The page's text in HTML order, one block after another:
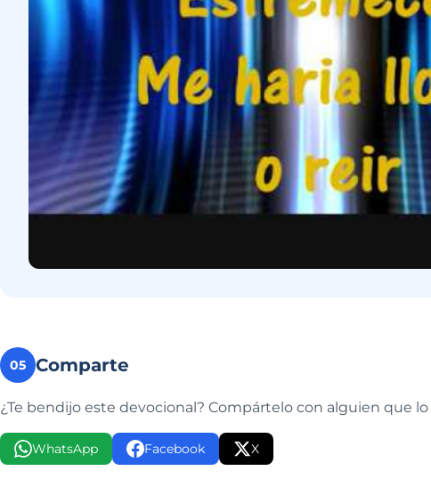
05 Comparte
¿Te bendijo este devocional? Compártelo con alguien que
WhatsApp Facebook X